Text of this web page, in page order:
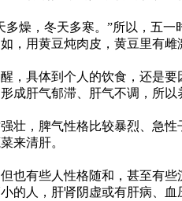
燥，冬天多寒。”所以，五
，用黄豆炖肉皮，黄豆里有
，具体到个人的饮食，还是
成肝气郁滞、肝气不调，所
壮，脾气性格比较暴烈、急
来清肝。
有些人性格随和，甚至有
的人，肝肾阴虚或有肝病、